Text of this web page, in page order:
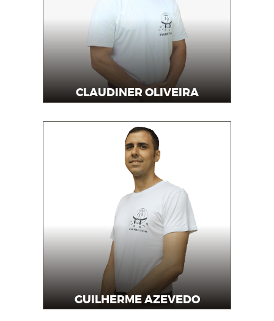
CLAUDINER OLIVEIRA
Instrutor
GUILHERME AZEVEDO
Instrutor